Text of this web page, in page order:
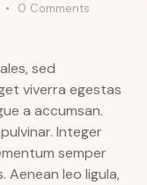
0 Comments
sed
viverra egestas
a accumsan.
Integer
semper
Aenean leo ligula,